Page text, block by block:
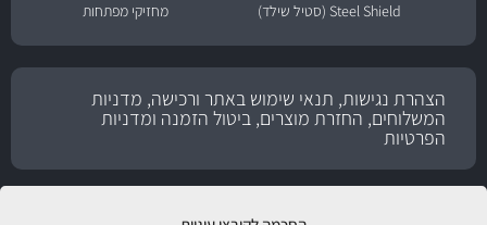
Steel Shield (סטיל שילד)
מחזיקי מפתחות
הצהרת נגישות, תנאי שימוש באתר ורכישה, מדניות
המשלוחים, החזרת מוצרים, ביטול הזמנה ומדניות
הפרטיות